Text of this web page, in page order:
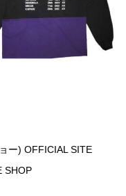
ー) OFFICIAL SITE
SHOP